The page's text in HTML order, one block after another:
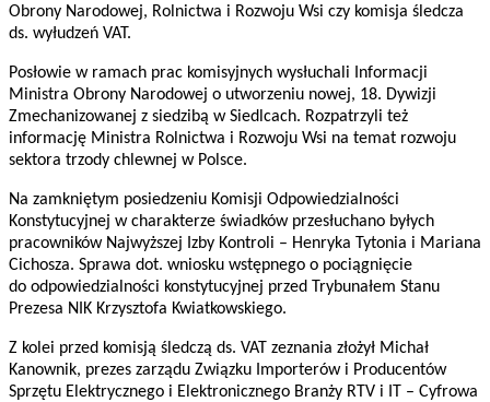
Obrony Narodowej, Rolnictwa i Rozwoju Wsi czy komisja śledcza
ds. wyłudzeń VAT.
Posłowie w ramach prac komisyjnych wysłuchali Informacji
Ministra Obrony Narodowej o utworzeniu nowej, 18. Dywizji
Zmechanizowanej z siedzibą w Siedlcach. Rozpatrzyli też
informację Ministra Rolnictwa i Rozwoju Wsi na temat rozwoju
sektora trzody chlewnej w Polsce.
Na zamkniętym posiedzeniu Komisji Odpowiedzialności
Konstytucyjnej w charakterze świadków przesłuchano byłych
pracowników Najwyższej Izby Kontroli – Henryka Tytonia i Mariana
Cichosza. Sprawa dot. wniosku wstępnego o pociągnięcie
do odpowiedzialności konstytucyjnej przed Trybunałem Stanu
Prezesa NIK Krzysztofa Kwiatkowskiego.
Z kolei przed komisją śledczą ds. VAT zeznania złożył Michał
Kanownik, prezes zarządu Związku Importerów i Producentów
Sprzętu Elektrycznego i Elektronicznego Branży RTV i IT – Cyfrowa